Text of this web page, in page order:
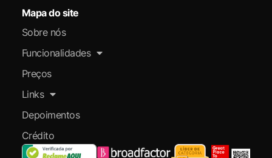
Mapa do site
Sobre nós
Funcionalidades
Preços
Links
Depoimentos
Crédito